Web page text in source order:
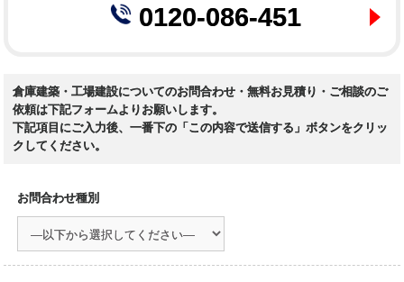
0120-086-451
倉庫建築・工場建設についてのお問合わせ・無料お見積り・ご相談のご
依頼は下記フォームよりお願いします。
下記項目にご入力後、一番下の「この内容で送信する」ボタンをクリッ
クしてください。
お問合わせ種別